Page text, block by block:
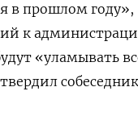
в прошлом
к
«уламывать